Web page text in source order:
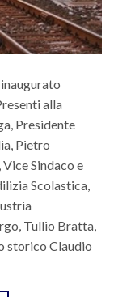
alla
Presidente
Pietro
Sindaco e
Scolastica,
Tullio Bratta,
storico Claudio